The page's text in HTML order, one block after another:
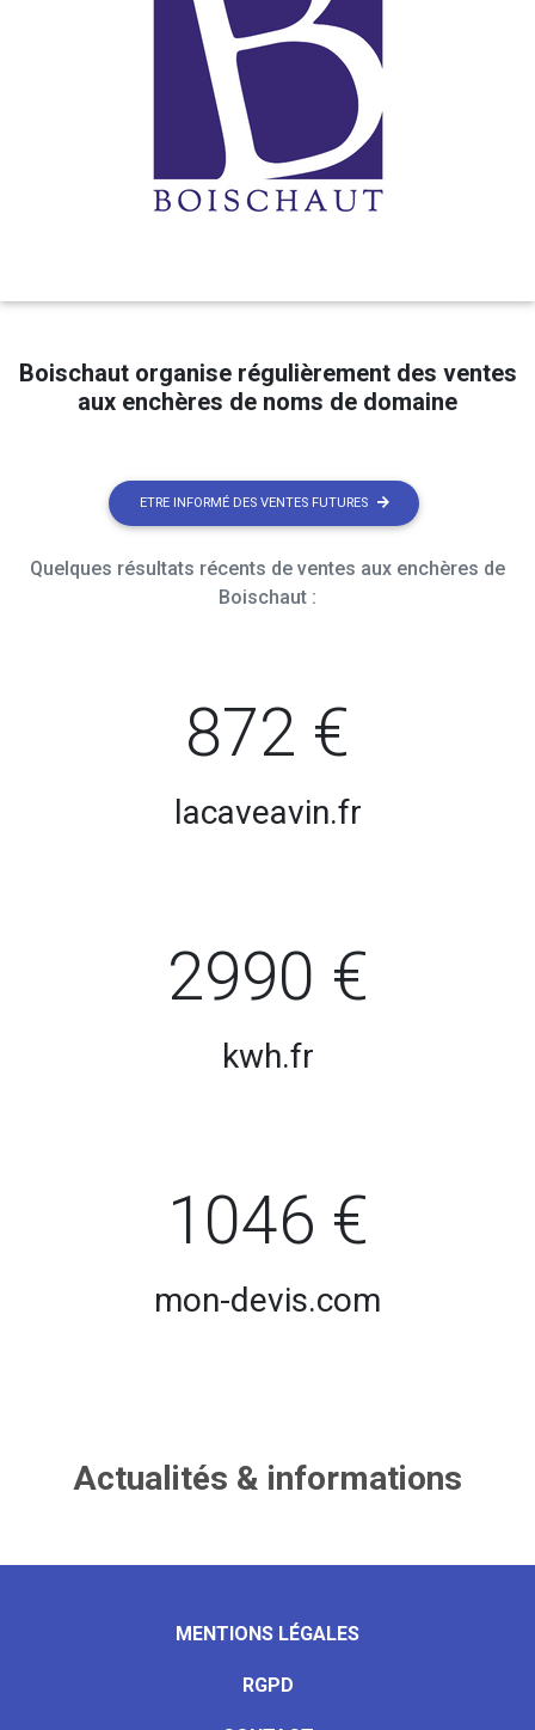
Boischaut organise régulièrement des ventes
aux enchères de noms de domaine
ETRE INFORMÉ DES VENTES FUTURES
Quelques résultats récents de ventes aux enchères de
Boischaut :
872 €
lacaveavin.fr
2990 €
kwh.fr
1046 €
mon-devis.com
Actualités & informations
MENTIONS LÉGALES
RGPD